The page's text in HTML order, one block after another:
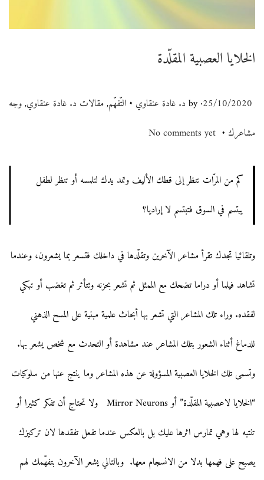
الخلايا العصبية المقلّدة
P
o
d
o
n
25/10/2020
.
by د. غادة عنقاوي .
P
d
i
n
التّفهّم,مقالات د. غادة عنقاوي,وجه
مشاعرك .
No comments yet
كم من المرّات تنظر إلى قطك الأليف وتمد يدك لتلمسه أو تنظر لطفل
يبتسم في السوق فتبتسم لا إراديا؟
وتلقائيا تجدك تقرأ مشاعر الآخرين وتقلّدها في داخلك فتسعر بما يشعرون، وعندما
تشاهد فيلما أو دراما تضحك مع الممثل ثم تشعر بحزنه وتتأثر ثم تغضب أو تبكي
لفقده. وراء تلك المشاعر التي تشعر بها أبحاث علمية مبنية على المسح الذهني
للدماغ أثناء الشعور بتلك المشاعر عند مشاهدة أو التحدث مع شخص يشعر بها.
وتسمى تلك الخلايا العصبية المسؤولة عن هذه المشاعر وما ينتج عنها من سلوكيات
“الخلايا لاعصبية المقلّدة” أو Mirror Neurons ولا تحتاج أن تفكر كثيرا أو
تنتبه لها وهي تمارس اثرها عليك بل بالعكس عندما تفعل تفقدها لان تركيزك
يصبح على فهمها بدلا من الانسجام معها. وبالتالي يشعر الآخرون بتفهّمك لهم